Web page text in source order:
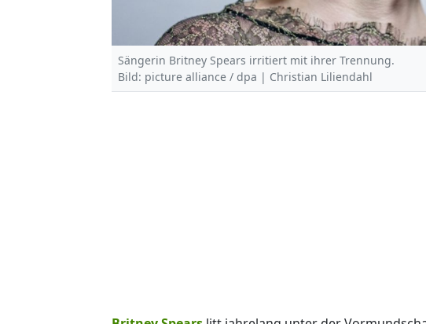
Sängerin Britney Spears irritiert mit ihrer Trennung.
Bild: picture alliance / dpa | Christian Liliendahl